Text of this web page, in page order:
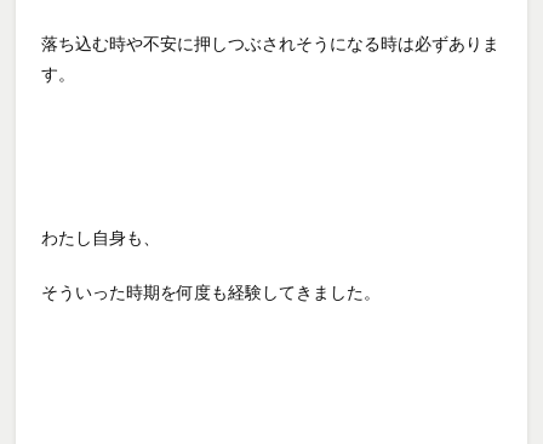
落ち込む時や不安に押しつぶされそうになる時は必ずありま
す。
わたし自身も、
そういった時期を何度も経験してきました。